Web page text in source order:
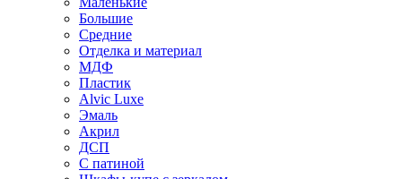
Большие
Средние
Отделка и материал
МДФ
Пластик
Alvic Luxe
Эмаль
Акрил
ДСП
С патиной